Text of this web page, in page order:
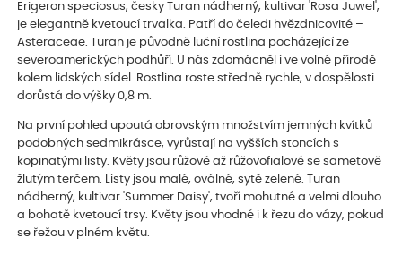
Erigeron speciosus, česky Turan nádherný, kultivar 'Rosa Juwel',
je elegantně kvetoucí trvalka. Patří do čeledi hvězdnicovité –
Asteraceae. Turan je původně luční rostlina pocházející ze
severoamerických podhůří. U nás zdomácněl i ve volné přírodě
kolem lidských sídel. Rostlina roste středně rychle, v dospělosti
dorůstá do výšky 0,8 m.
Na první pohled upoutá obrovským množstvím jemných kvítků
podobných sedmikrásce, vyrůstají na vyšších stoncích s
kopinatými listy. Květy jsou růžové až růžovofialové se sametově
žlutým terčem. Listy jsou malé, oválné, sytě zelené. Turan
nádherný, kultivar 'Summer Daisy', tvoří mohutné a velmi dlouho
a bohatě kvetoucí trsy. Květy jsou vhodné i k řezu do vázy, pokud
se řežou v plném květu.